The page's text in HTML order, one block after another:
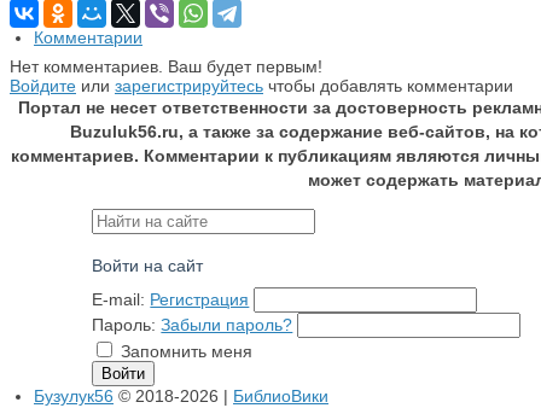
Комментарии
Нет комментариев. Ваш будет первым!
Войдите или зарегистрируйтесь чтобы добавлять комментарии
Портал не несет ответственности за достоверность
Buzuluk56.ru, а также за содержание веб-сайтов, на
комментариев. Комментарии к публикациям являются
может содержать
Войти на сайт
E-mail: Регистрация
Пароль: Забыли пароль?
Запомнить меня
Бузулук56 © 2018-2026 | БиблиоВики